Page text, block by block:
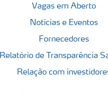
Vagas em Aberto
Notícias e Eventos
Fornecedores
Relatório de Transparência
Relação com